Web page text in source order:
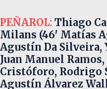
PEÑAROL: Thiago
Milans (46′ Matías
Agustín Da Silveira,
Juan Manuel
Cristóforo, Rodrigo
Agustín Álvarez